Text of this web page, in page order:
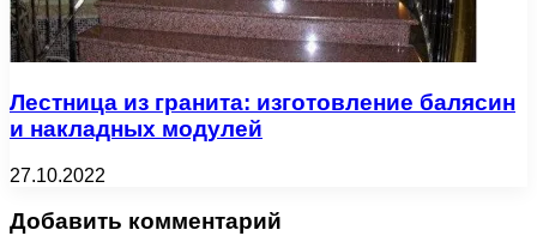
Лестница из гранита: изготовление балясин
и накладных модулей
27.10.2022
Добавить комментарий